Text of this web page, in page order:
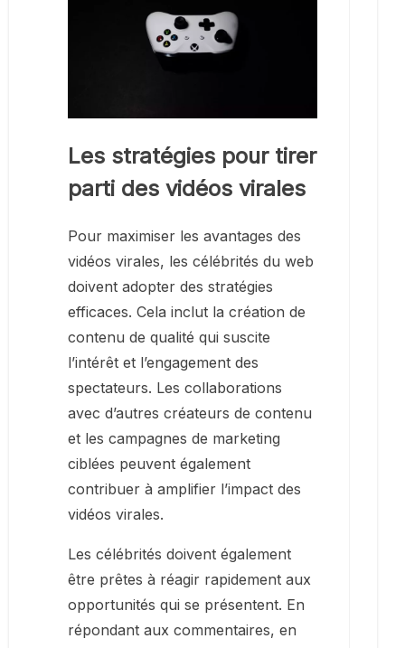
Les stratégies pour tirer
parti des vidéos virales
Pour maximiser les avantages des
vidéos virales, les célébrités du web
doivent adopter des stratégies
efficaces. Cela inclut la création de
contenu de qualité qui suscite
l’intérêt et l’engagement des
spectateurs. Les collaborations
avec d’autres créateurs de contenu
et les campagnes de marketing
ciblées peuvent également
contribuer à amplifier l’impact des
vidéos virales.
Les célébrités doivent également
être prêtes à réagir rapidement aux
opportunités qui se présentent. En
répondant aux commentaires, en